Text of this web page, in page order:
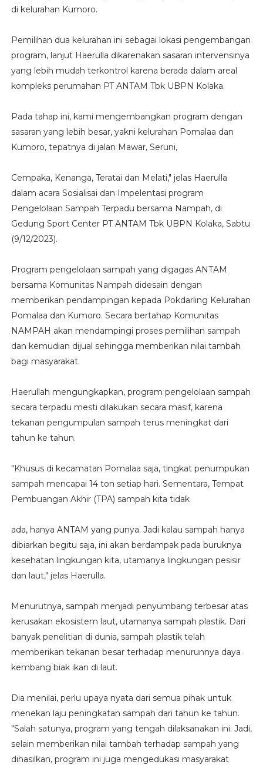
di kelurahan Kumoro.
Pemilihan dua kelurahan ini sebagai lokasi pengembangan
program, lanjut Haerulla dikarenakan sasaran intervensinya
yang lebih mudah terkontrol karena berada dalam areal
kompleks perumahan PT ANTAM Tbk UBPN Kolaka.
Pada tahap ini, kami mengembangkan program dengan
sasaran yang lebih besar, yakni kelurahan Pomalaa dan
Kumoro, tepatnya di jalan Mawar, Seruni,
Cempaka, Kenanga, Teratai dan Melati," jelas Haerulla
dalam acara Sosialisai dan Impelentasi program
Pengelolaan Sampah Terpadu bersama Nampah, di
Gedung Sport Center PT ANTAM Tbk UBPN Kolaka, Sabtu
(9/12/2023).
Program pengelolaan sampah yang digagas ANTAM
bersama Komunitas Nampah didesain dengan
memberikan pendampingan kepada Pokdarling Kelurahan
Pomalaa dan Kumoro. Secara bertahap Komunitas
NAMPAH akan mendampingi proses pemilihan sampah
dan kemudian dijual sehingga memberikan nilai tambah
bagi masyarakat.
Haerullah mengungkapkan, program pengelolaan sampah
secara terpadu mesti dilakukan secara masif, karena
tekanan pengumpulan sampah terus meningkat dari
tahun ke tahun.
"Khusus di kecamatan Pomalaa saja, tingkat penumpukan
sampah mencapai 14 ton setiap hari. Sementara, Tempat
Pembuangan Akhir (TPA) sampah kita tidak
ada, hanya ANTAM yang punya. Jadi kalau sampah hanya
dibiarkan begitu saja, ini akan berdampak pada buruknya
kesehatan lingkungan kita, utamanya lingkungan pesisir
dan laut," jelas Haerulla.
Menurutnya, sampah menjadi penyumbang terbesar atas
kerusakan ekosistem laut, utamanya sampah plastik. Dari
banyak penelitian di dunia, sampah plastik telah
memberikan tekanan besar terhadap menurunnya daya
kembang biak ikan di laut.
Dia menilai, perlu upaya nyata dari semua pihak untuk
menekan laju peningkatan sampah dari tahun ke tahun.
"Salah satunya, program yang tengah dilaksanakan ini. Jadi,
selain memberikan nilai tambah terhadap sampah yang
dihasilkan, program ini juga mengedukasi masyarakat